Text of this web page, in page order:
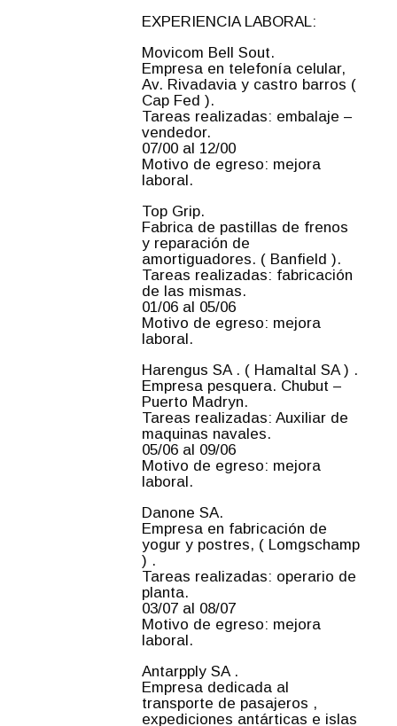
EXPERIENCIA LABORAL:
Movicom Bell Sout.
Empresa en telefonía celular,
Av. Rivadavia y castro barros (
Cap Fed ).
Tareas realizadas: embalaje –
vendedor.
07/00 al 12/00
Motivo de egreso: mejora
laboral.
Top Grip.
Fabrica de pastillas de frenos
y reparación de
amortiguadores. ( Banfield ).
Tareas realizadas: fabricación
de las mismas.
01/06 al 05/06
Motivo de egreso: mejora
laboral.
Harengus SA . ( Hamaltal SA ) .
Empresa pesquera. Chubut –
Puerto Madryn.
Tareas realizadas: Auxiliar de
maquinas navales.
05/06 al 09/06
Motivo de egreso: mejora
laboral.
Danone SA.
Empresa en fabricación de
yogur y postres, ( Lomgschamp
) .
Tareas realizadas: operario de
planta.
03/07 al 08/07
Motivo de egreso: mejora
laboral.
Antarpply SA .
Empresa dedicada al
transporte de pasajeros ,
expediciones antárticas e islas